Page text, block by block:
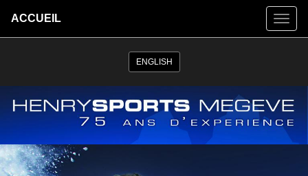
ACCUEIL
ENGLISH